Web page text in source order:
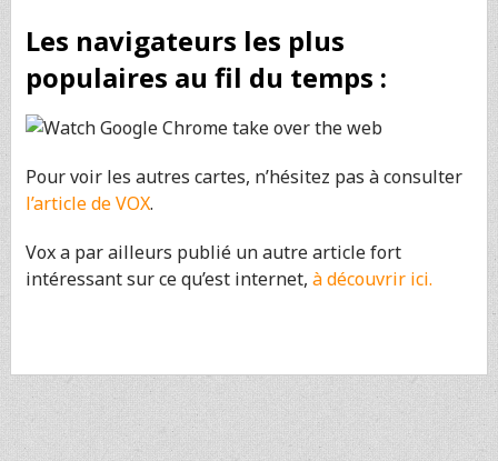
Les navigateurs les plus
populaires au fil du temps :
Pour voir les autres cartes, n’hésitez pas à consulter
l’article de VOX.
Vox a par ailleurs publié un autre article fort
intéressant sur ce qu’est internet, à découvrir ici.